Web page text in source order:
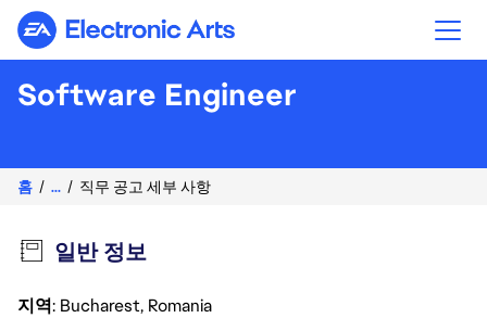
Electronic Arts
Software Engineer
홈 ... 직무 공고 세부 사항
일반 정보
지역: Bucharest, Romania